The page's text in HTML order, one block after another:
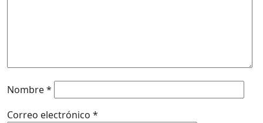
Nombre*
Correo electrónico *